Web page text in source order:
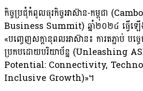
កិច្ចប្រជុំកំពូលធុរកិច្ចអាស៊ាន-កម្ពុជា
Business Summit) ឆ្នាំ២០២៤ ធ្វើឡ
«បញ្ចេញសក្តានុពលអាស៊ាន៖ ការតភ្ជាប់ បច្
ប្រកបដោយ​បរិយាប័ន្ន (Unleashing
Potential: Connectivity,
Inclusive Growth)»។